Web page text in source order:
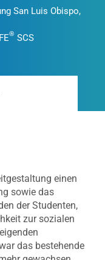
San Luis Obispo,
® SCS
einen
sowie das
der Studenten,
zur sozialen
das bestehende